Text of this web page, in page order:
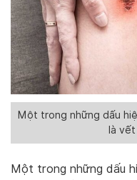
Một trong những dấu
là
Một trong những dấu